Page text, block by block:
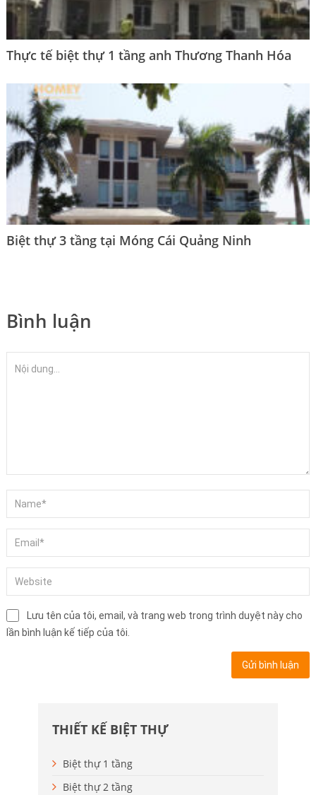
Thực tế biệt thự 1 tầng anh Thương Thanh Hóa
Biệt thự 3 tầng tại Móng Cái Quảng Ninh
Bình luận
Lưu tên của tôi, email, và trang web trong trình duyệt này cho
lần bình luận kế tiếp của tôi.
THIẾT KẾ BIỆT THỰ
Biệt thự 1 tầng
Biệt thự 2 tầng